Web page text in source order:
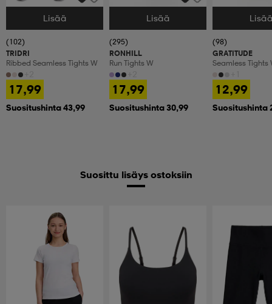
Valitse Koko
Lisää
(102)
TRIDRI
Ribbed Seamless Tights W
17,99
Suositushinta 43,99
Valitse Koko
Lisää
(295)
RONHILL
Run Tights W
17,99
Suositushinta 30,99
Valitse Koko
(98)
GRATITUDE
Seamless Tights
12,99
Suositushinta
Suosittu lisäys ostoksiin